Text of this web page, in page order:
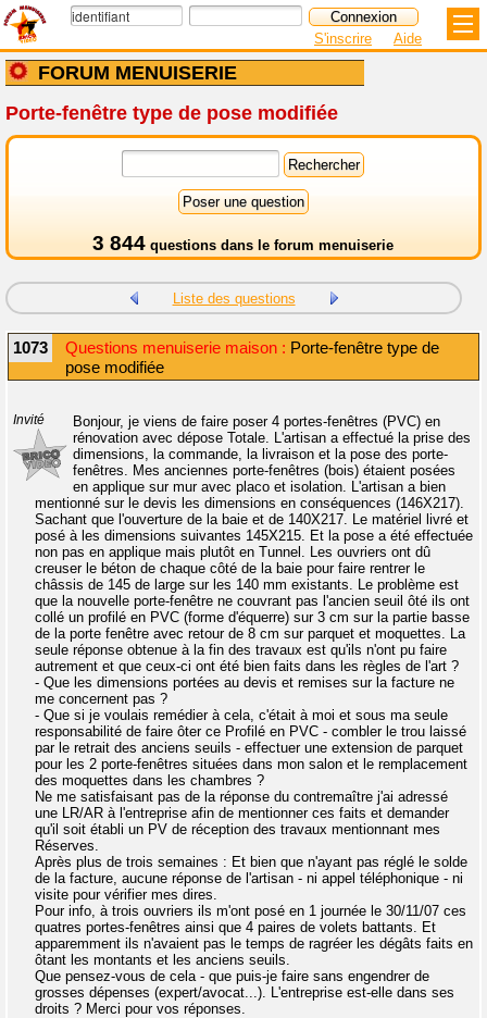
FORUM MENUISERIE
S'inscrire Aide
Porte-fenêtre type de pose modifiée
3 844 questions dans le forum menuiserie
Liste des questions
1073 Questions menuiserie maison : Porte-fenêtre type de
pose modifiée
Invité
Bonjour, je viens de faire poser 4 portes-fenêtres (PVC) en
rénovation avec dépose Totale. L'artisan a effectué la prise des
dimensions, la commande, la livraison et la pose des porte-
fenêtres. Mes anciennes porte-fenêtres (bois) étaient posées
en applique sur mur avec placo et isolation. L'artisan a bien
mentionné sur le devis les dimensions en conséquences (146X217).
Sachant que l'ouverture de la baie et de 140X217. Le matériel livré et
posé à les dimensions suivantes 145X215. Et la pose a été effectuée
non pas en applique mais plutôt en Tunnel. Les ouvriers ont dû
creuser le béton de chaque côté de la baie pour faire rentrer le
châssis de 145 de large sur les 140 mm existants. Le problème est
que la nouvelle porte-fenêtre ne couvrant pas l'ancien seuil ôté ils ont
collé un profilé en PVC (forme d'équerre) sur 3 cm sur la partie basse
de la porte fenêtre avec retour de 8 cm sur parquet et moquettes. La
seule réponse obtenue à la fin des travaux est qu'ils n'ont pu faire
autrement et que ceux-ci ont été bien faits dans les règles de l'art ?
- Que les dimensions portées au devis et remises sur la facture ne
me concernent pas ?
- Que si je voulais remédier à cela, c'était à moi et sous ma seule
responsabilité de faire ôter ce Profilé en PVC - combler le trou laissé
par le retrait des anciens seuils - effectuer une extension de parquet
pour les 2 porte-fenêtres situées dans mon salon et le remplacement
des moquettes dans les chambres ?
Ne me satisfaisant pas de la réponse du contremaître j'ai adressé
une LR/AR à l'entreprise afin de mentionner ces faits et demander
qu'il soit établi un PV de réception des travaux mentionnant mes
Réserves.
Après plus de trois semaines : Et bien que n'ayant pas réglé le solde
de la facture, aucune réponse de l'artisan - ni appel téléphonique - ni
visite pour vérifier mes dires.
Pour info, à trois ouvriers ils m'ont posé en 1 journée le 30/11/07 ces
quatres portes-fenêtres ainsi que 4 paires de volets battants. Et
apparemment ils n'avaient pas le temps de ragréer les dégâts faits en
ôtant les montants et les anciens seuils.
Que pensez-vous de cela - que puis-je faire sans engendrer de
grosses dépenses (expert/avocat...). L'entreprise est-elle dans ses
droits ? Merci pour vos réponses.